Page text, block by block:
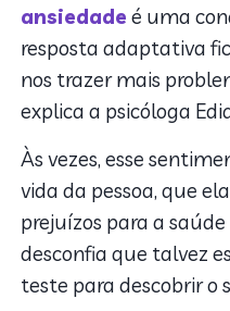
ansiedade é uma
resposta adaptativa
nos trazer mais
explica a psicóloga
Às vezes, esse
vida da pessoa, que
prejuízos para a
desconfia que talvez
teste para descobrir o